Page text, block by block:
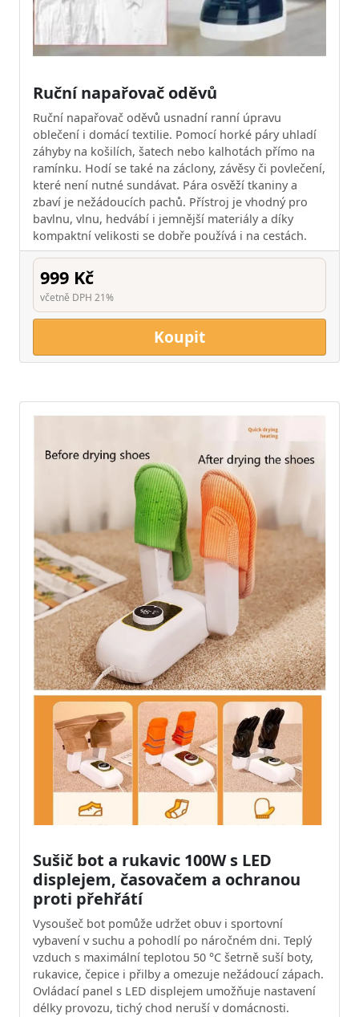
Ruční napařovač oděvů
Ruční napařovač oděvů usnadní ranní úpravu
oblečení i domácí textilie. Pomocí horké páry uhladí
záhyby na košilích, šatech nebo kalhotách přímo na
ramínku. Hodí se také na záclony, závěsy či povlečení,
které není nutné sundávat. Pára osvěží tkaniny a
zbaví je nežádoucích pachů. Přístroj je vhodný pro
bavlnu, vlnu, hedvábí i jemnější materiály a díky
kompaktní velikosti se dobře používá i na cestách.
999 Kč
včetně DPH 21%
Koupit
Sušič bot a rukavic 100W s LED
displejem, časovačem a ochranou
proti přehřátí
Vysoušeč bot pomůže udržet obuv i sportovní
vybavení v suchu a pohodlí po náročném dni. Teplý
vzduch s maximální teplotou 50 °C šetrně suší boty,
rukavice, čepice i přilby a omezuje nežádoucí zápach.
Ovládací panel s LED displejem umožňuje nastavení
délky provozu, tichý chod neruší v domácnosti.